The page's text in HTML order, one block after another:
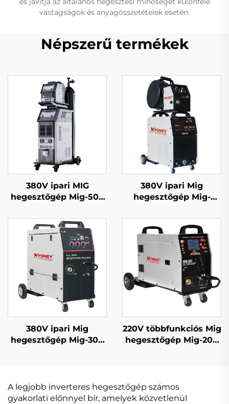
vastagságok és anyagösszetételek esetén.
Népszerű termékek
380V ipari MIG
hegesztőgép Mig-500
vízhűtéses szinergiás
rendszer
380V ipari Mig
hegesztőgép Mig-
huzaladagolóval,
többfunkciós CO2
gázzal védett Mig/Mag
hegesztőgép
380V ipari Mig
hegesztőgép Mig-300
220V többfunkciós Mig
hegesztőgép Mig-200
hegesztőgép
A legjobb inverteres hegesztőgép számos
gyakorlati előnnyel bír, amelyek közvetlenül